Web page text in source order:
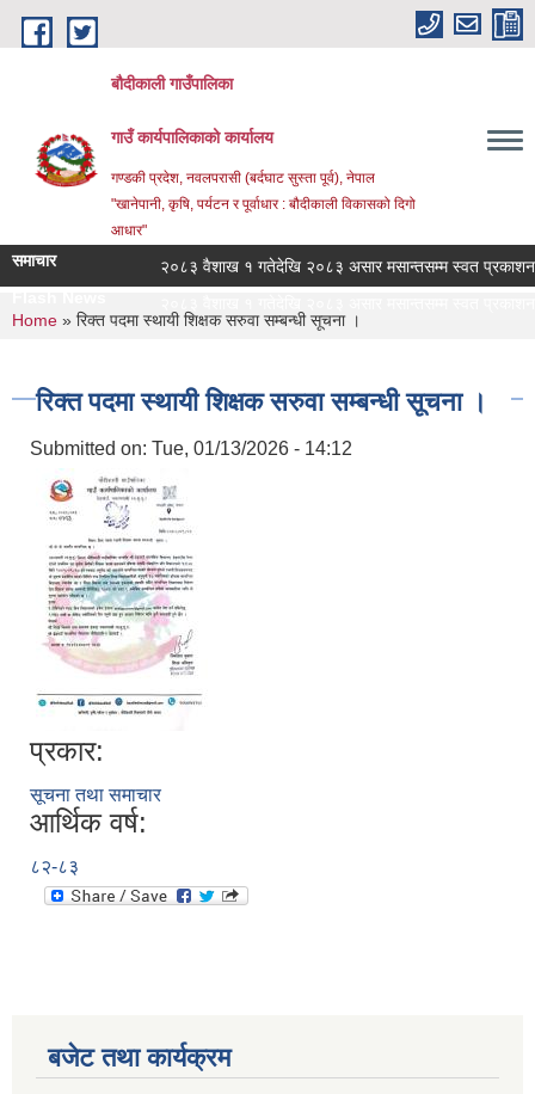
Skip to main content
बौदीकाली गाउँपालिका
गाउँ कार्यपालिकाको कार्यालय
गण्डकी प्रदेश, नवलपरासी (बर्दघाट सुस्ता पूर्व), नेपाल
"खानेपानी, कृषि, पर्यटन र पूर्वाधार : बौदीकाली विकासको दिगो
आधार"
समाचार
२०८३ वैशाख १ गतेदेखि २०८३ असार मसान्तसम्म स्वत प्रकाशन
You are here
Home » रिक्त पदमा स्थायी शिक्षक सरुवा सम्बन्धी सूचना ।
रिक्त पदमा स्थायी शिक्षक सरुवा सम्बन्धी सूचना ।
Submitted on: Tue, 01/13/2026 - 14:12
प्रकार:
सूचना तथा समाचार
आर्थिक वर्ष:
८२-८३
बजेट तथा कार्यक्रम